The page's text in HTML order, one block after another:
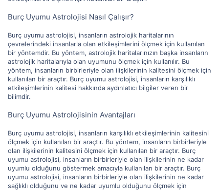
Burç Uyumu Astrolojisi Nasıl Çalışır?
Burç uyumu astrolojisi, insanların astrolojik haritalarının
çevrelerindeki insanlarla olan etkileşimlerini ölçmek için kullanılan
bir yöntemdir. Bu yöntem, astrolojik haritalarınızın başka insanların
astrolojik haritalarıyla olan uyumunu ölçmek için kullanılır. Bu
yöntem, insanların birbirleriyle olan ilişkilerinin kalitesini ölçmek için
kullanılan bir araçtır. Burç uyumu astrolojisi, insanların karşılıklı
etkileşimlerinin kalitesi hakkında aydınlatıcı bilgiler veren bir
bilimdir.
Burç Uyumu Astrolojisinin Avantajları
Burç uyumu astrolojisi, insanların karşılıklı etkileşimlerinin kalitesini
ölçmek için kullanılan bir araçtır. Bu yöntem, insanların birbirleriyle
olan ilişkilerinin kalitesini ölçmek için kullanılan bir araçtır. Burç
uyumu astrolojisi, insanların birbirleriyle olan ilişkilerinin ne kadar
uyumlu olduğunu göstermek amacıyla kullanılan bir araçtır. Burç
uyumu astrolojisi, insanların birbirleriyle olan ilişkilerinin ne kadar
sağlıklı olduğunu ve ne kadar uyumlu olduğunu ölçmek için